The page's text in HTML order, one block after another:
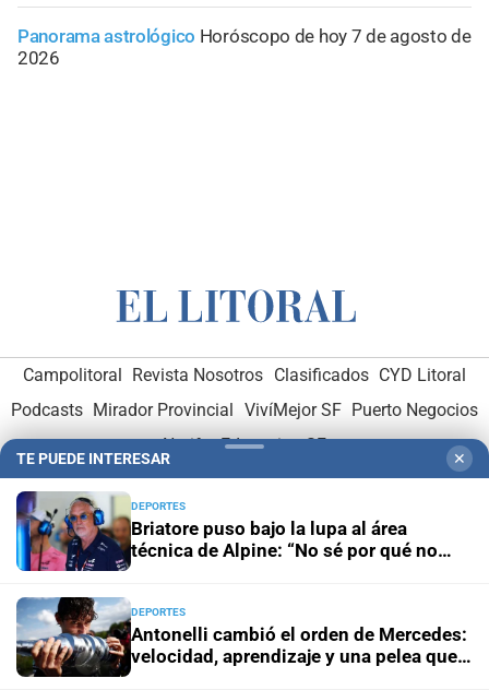
Panorama astrológico Horóscopo de hoy 7 de agosto de
2026
Campolitoral Revista Nosotros Clasificados CYD Litoral
Podcasts Mirador Provincial VivíMejor SF Puerto Negocios
Notife Educacion SF
Hemeroteca Digital (1930-1979)
Administración y Publicidad-Elementos institucionales-
Opcionales con El Litoral
- MediaKit
TE PUEDE INTERESAR ✕
DEPORTES
Briatore puso bajo la lupa al área
técnica de Alpine: “No sé por qué no
DEPORTES
Antonelli cambió el orden de Mercedes:
velocidad, aprendizaje y una pelea que